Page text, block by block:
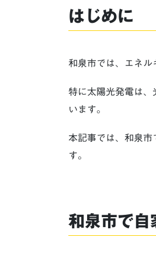
はじめに
和泉市では、エネル
特に太陽光発電は、
います。
本記事では、和泉市
す。
和泉市で自